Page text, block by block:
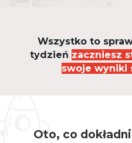
Wszystko to
tydzień zaczniesz
swoje wyniki
Oto, co